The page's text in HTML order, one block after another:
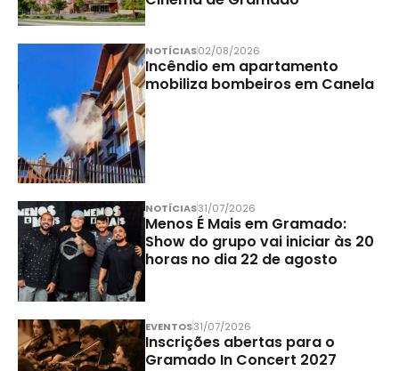
NOTÍCIAS02/08/2026
Incêndio em apartamento
mobiliza bombeiros em Canela
NOTÍCIAS31/07/2026
Menos É Mais em Gramado:
Show do grupo vai iniciar às 20
horas no dia 22 de agosto
EVENTOS31/07/2026
Inscrições abertas para o
Gramado In Concert 2027